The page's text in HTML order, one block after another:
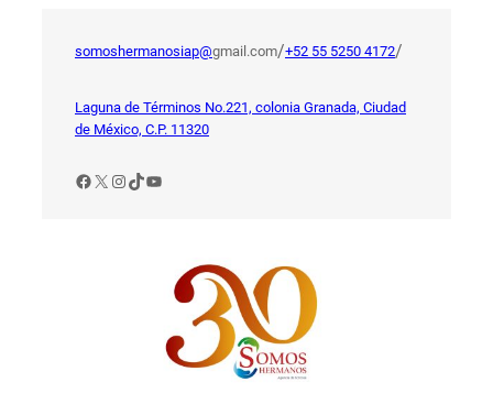
somoshermanosiap@gmail.com/+52 55 5250 4172/
Laguna de Términos No.221, colonia Granada, Ciudad
de México, C.P. 11320
Facebook
X Instagram
TikTok
YouTube